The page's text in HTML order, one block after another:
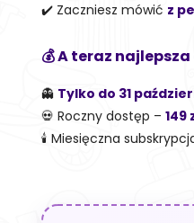
✔️ Zaczniesz mówić z
💰 A teraz
👻 Tylko do 31
💀 Roczny dostęp – 149
🕯️ Miesięczna